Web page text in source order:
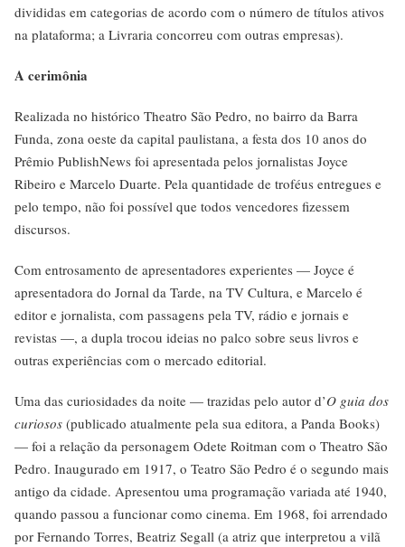
divididas em categorias de acordo com o número de títulos ativos
na plataforma; a Livraria concorreu com outras empresas).
A cerimônia
Realizada no histórico Theatro São Pedro, no bairro da Barra
Funda, zona oeste da capital paulistana, a festa dos 10 anos do
Prêmio PublishNews foi apresentada pelos jornalistas Joyce
Ribeiro e Marcelo Duarte. Pela quantidade de troféus entregues e
pelo tempo, não foi possível que todos vencedores fizessem
discursos.
Com entrosamento de apresentadores experientes — Joyce é
apresentadora do Jornal da Tarde, na TV Cultura, e Marcelo é
editor e jornalista, com passagens pela TV, rádio e jornais e
revistas —, a dupla trocou ideias no palco sobre seus livros e
outras experiências com o mercado editorial.
Uma das curiosidades da noite — trazidas pelo autor d’O guia dos
curiosos (publicado atualmente pela sua editora, a Panda Books)
— foi a relação da personagem Odete Roitman com o Theatro São
Pedro. Inaugurado em 1917, o Teatro São Pedro é o segundo mais
antigo da cidade. Apresentou uma programação variada até 1940,
quando passou a funcionar como cinema. Em 1968, foi arrendado
por Fernando Torres, Beatriz Segall (a atriz que interpretou a vilã